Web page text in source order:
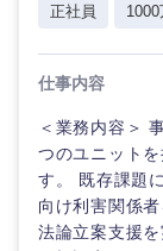
正社員
1000
仕事内容
＜業務内容＞
つのユニット
す。 既存課題
向け利害関係
法論立案支援